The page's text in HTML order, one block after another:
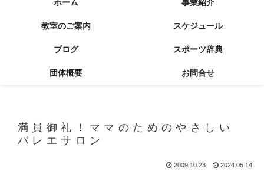
ホーム 事業紹介
教室のご案内 スケジュール
ブログ スポーツ辞典
団体概要 お問合せ
満員御礼！ママのためのやさしい
バレエサロン
2009.10.23 2024.05.14